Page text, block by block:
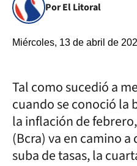
Por El Litoral
Miércoles, 13 de abril de
Tal como sucedió a
cuando se conoció la
la inflación de
(Bcra) va en camino
suba de tasas, la